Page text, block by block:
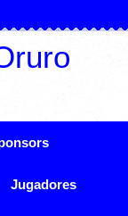
Jugadores